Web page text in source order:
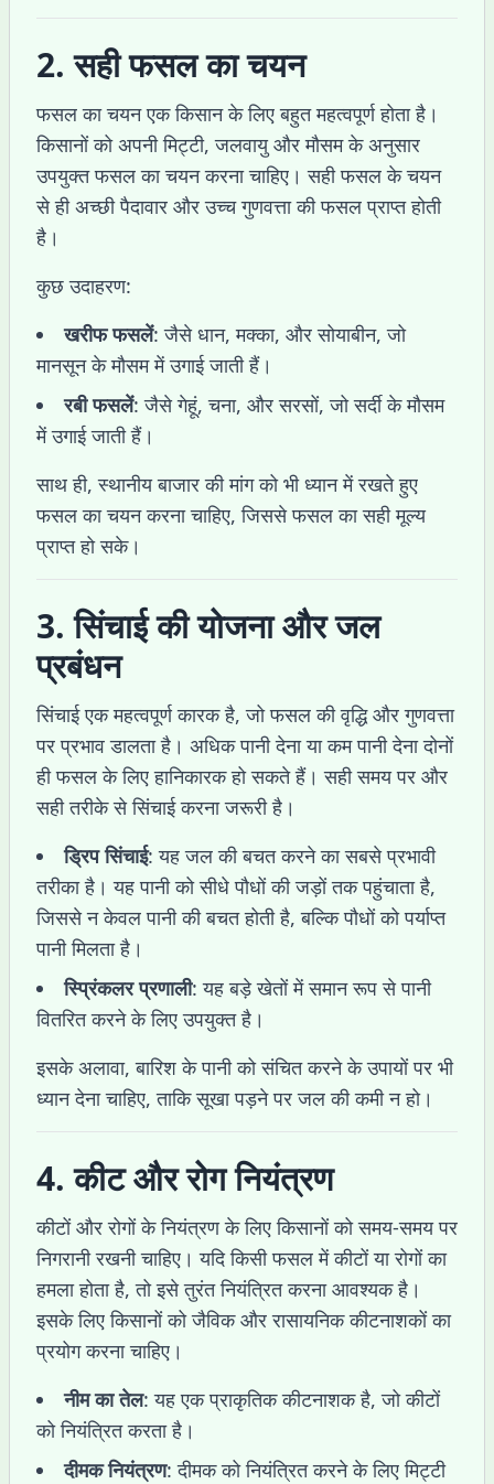
2. सही फसल का चयन
फसल का चयन एक किसान के लिए बहुत महत्वपूर्ण होता है।
किसानों को अपनी मिट्टी, जलवायु और मौसम के अनुसार
उपयुक्त फसल का चयन करना चाहिए। सही फसल के चयन
से ही अच्छी पैदावार और उच्च गुणवत्ता की फसल प्राप्त होती
है।
कुछ उदाहरण:
खरीफ फसलें: जैसे धान, मक्का, और सोयाबीन, जो
मानसून के मौसम में उगाई जाती हैं।
रबी फसलें: जैसे गेहूं, चना, और सरसों, जो सर्दी के मौसम
में उगाई जाती हैं।
साथ ही, स्थानीय बाजार की मांग को भी ध्यान में रखते हुए
फसल का चयन करना चाहिए, जिससे फसल का सही मूल्य
प्राप्त हो सके।
3. सिंचाई की योजना और जल
प्रबंधन
सिंचाई एक महत्वपूर्ण कारक है, जो फसल की वृद्धि और गुणवत्ता
पर प्रभाव डालता है। अधिक पानी देना या कम पानी देना दोनों
ही फसल के लिए हानिकारक हो सकते हैं। सही समय पर और
सही तरीके से सिंचाई करना जरूरी है।
ड्रिप सिंचाई: यह जल की बचत करने का सबसे प्रभावी
तरीका है। यह पानी को सीधे पौधों की जड़ों तक पहुंचाता है,
जिससे न केवल पानी की बचत होती है, बल्कि पौधों को पर्याप्त
पानी मिलता है।
स्प्रिंकलर प्रणाली: यह बड़े खेतों में समान रूप से पानी
वितरित करने के लिए उपयुक्त है।
इसके अलावा, बारिश के पानी को संचित करने के उपायों पर भी
ध्यान देना चाहिए, ताकि सूखा पड़ने पर जल की कमी न हो।
4. कीट और रोग नियंत्रण
कीटों और रोगों के नियंत्रण के लिए किसानों को समय-समय पर
निगरानी रखनी चाहिए। यदि किसी फसल में कीटों या रोगों का
हमला होता है, तो इसे तुरंत नियंत्रित करना आवश्यक है।
इसके लिए किसानों को जैविक और रासायनिक कीटनाशकों का
प्रयोग करना चाहिए।
नीम का तेल: यह एक प्राकृतिक कीटनाशक है, जो कीटों
को नियंत्रित करता है।
दीमक नियंत्रण: दीमक को नियंत्रित करने के लिए मिट्टी